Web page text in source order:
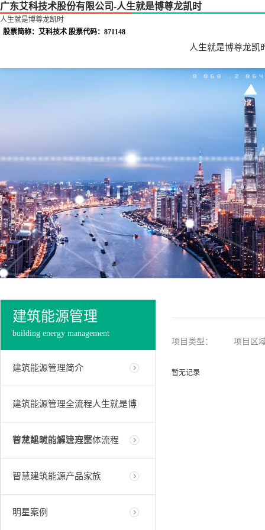
广东艾科技术股份有限公司-人生就是博尊龙凯时
人生就是博尊龙凯时
股票简称：艾科技术 股票代码：871148
人生就是博尊龙凯
建筑能源管理
building energy management
建筑能源管理简介
建筑能源管理全流程人生就是博
尊龙凯时的解决方案
智慧建筑能源管理整体流程
智慧建筑能源产品家族
明星案例
项目类型： 项目区
暂无记录